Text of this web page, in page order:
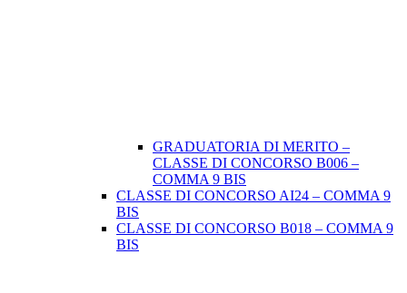
GRADUATORIA DI MERITO –
CLASSE DI CONCORSO B006 –
COMMA 9 BIS
CLASSE DI CONCORSO AI24 – COMMA 9
BIS
CLASSE DI CONCORSO B018 – COMMA 9
BIS